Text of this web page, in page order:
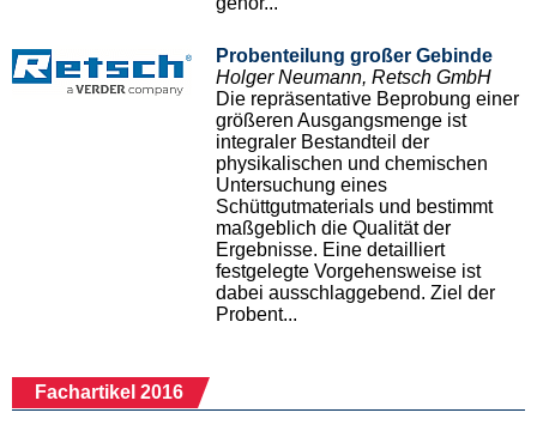
Probenteilung großer Gebinde
Holger Neumann, Retsch GmbH
Die repräsentative Beprobung einer
größeren Ausgangsmenge ist
integraler Bestandteil der
physikalischen und chemischen
Untersuchung eines
Schüttgutmaterials und bestimmt
maßgeblich die Qualität der
Ergebnisse. Eine detailliert
festgelegte Vorgehensweise ist
dabei ausschlaggebend. Ziel der
Probent...
Fachartikel 2016